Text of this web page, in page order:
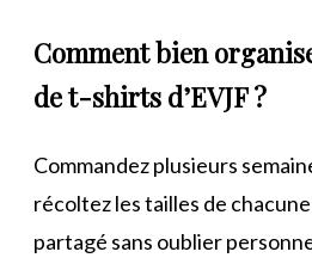
Comment bien
de t-shirts d’EVJF ?
Commandez plusieurs
récoltez les tailles de
partagé sans oublier